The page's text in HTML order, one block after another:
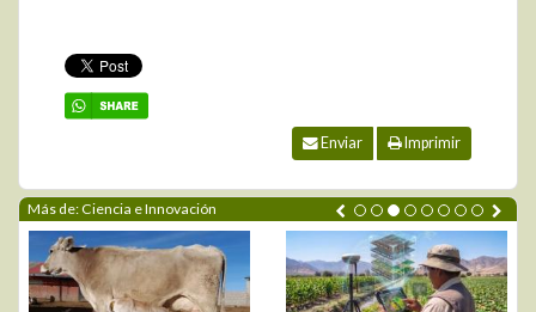
Enviar Imprimir
Más de: Ciencia e Innovación